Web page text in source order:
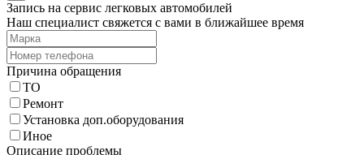
Запись на сервис легковых автомобилей
Наш специалист свяжется с вами в ближайшее время
Причина обращения
ТО
Ремонт
Установка доп.оборудования
Иное
Описание проблемы